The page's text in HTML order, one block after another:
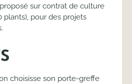
sur contrat de culture
plants), pour des projets
choisisse son porte-greffe